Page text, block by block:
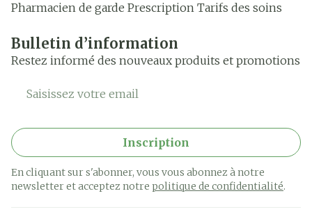
Pharmacien de garde Prescription Tarifs des soins
Bulletin d’information
Restez informé des nouveaux produits et promotions
Adresse mail
Inscription
En cliquant sur s'abonner, vous vous abonnez à notre
newsletter et acceptez notre politique de confidentialité.